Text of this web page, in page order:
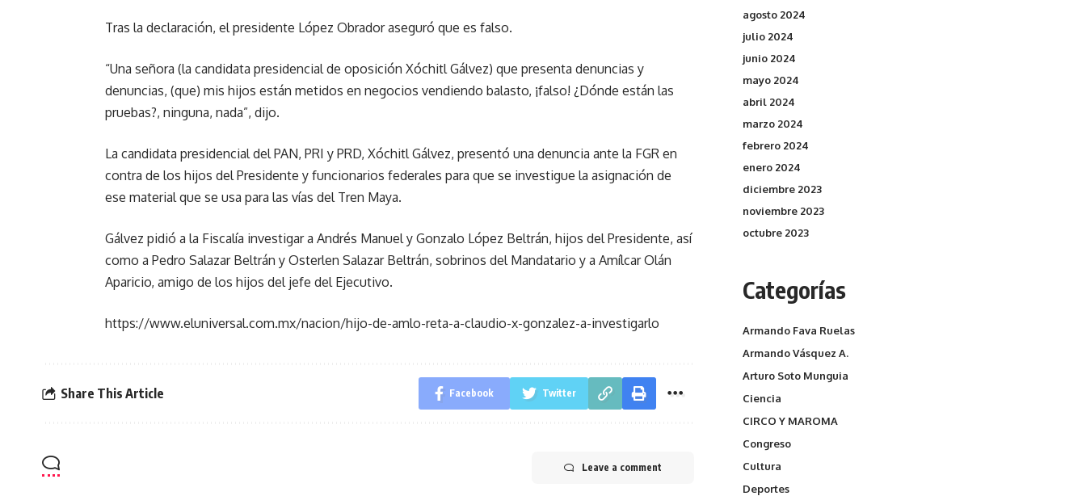
Tras la declaración, el presidente López Obrador aseguró que es falso.
“Una señora (la candidata presidencial de oposición Xóchitl Gálvez) que presenta denuncias y
denuncias, (que) mis hijos están metidos en negocios vendiendo balasto, ¡falso! ¿Dónde están las
pruebas?, ninguna, nada”, dijo.
La candidata presidencial del PAN, PRI y PRD, Xóchitl Gálvez, presentó una denuncia ante la FGR en
contra de los hijos del Presidente y funcionarios federales para que se investigue la asignación de
ese material que se usa para las vías del Tren Maya.
Gálvez pidió a la Fiscalía investigar a Andrés Manuel y Gonzalo López Beltrán, hijos del Presidente, así
como a Pedro Salazar Beltrán y Osterlen Salazar Beltrán, sobrinos del Mandatario y a Amílcar Olán
Aparicio, amigo de los hijos del jefe del Ejecutivo.
https://www.eluniversal.com.mx/nacion/hijo-de-amlo-reta-a-claudio-x-gonzalez-a-investigarlo
Share This Article Facebook Twitter
Leave a comment
agosto 2024
julio 2024
junio 2024
mayo 2024
abril 2024
marzo 2024
febrero 2024
enero 2024
diciembre 2023
noviembre 2023
octubre 2023
Categorías
Armando Fava Ruelas
Armando Vásquez A.
Arturo Soto Munguia
Ciencia
CIRCO Y MAROMA
Congreso
Cultura
Deportes